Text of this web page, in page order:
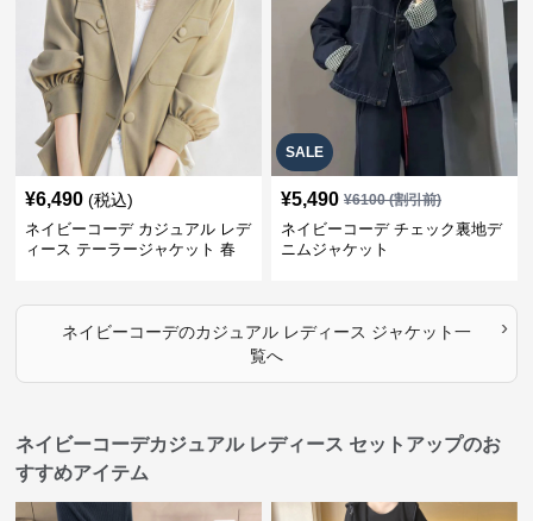
¥6,490 (税込)
ネイビーコーデ カジュアル レデ
ィース テーラージャケット 春
SALE
¥5,490 ¥6100(割引前)
ネイビーコーデ チェック裏地デ
ニムジャケット
ネイビーコーデのカジュアル レディース ジャケット一
覧へ
›
ネイビーコーデカジュアル レディース セットアップのお
すすめアイテム